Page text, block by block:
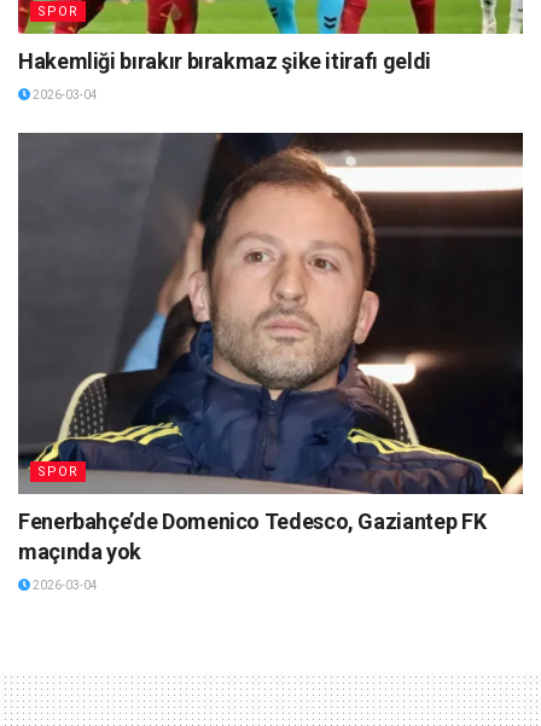
SPOR
Hakemliği bırakır bırakmaz şike itirafı geldi
2026-03-04
SPOR
Fenerbahçe’de Domenico Tedesco, Gaziantep FK
maçında yok
2026-03-04